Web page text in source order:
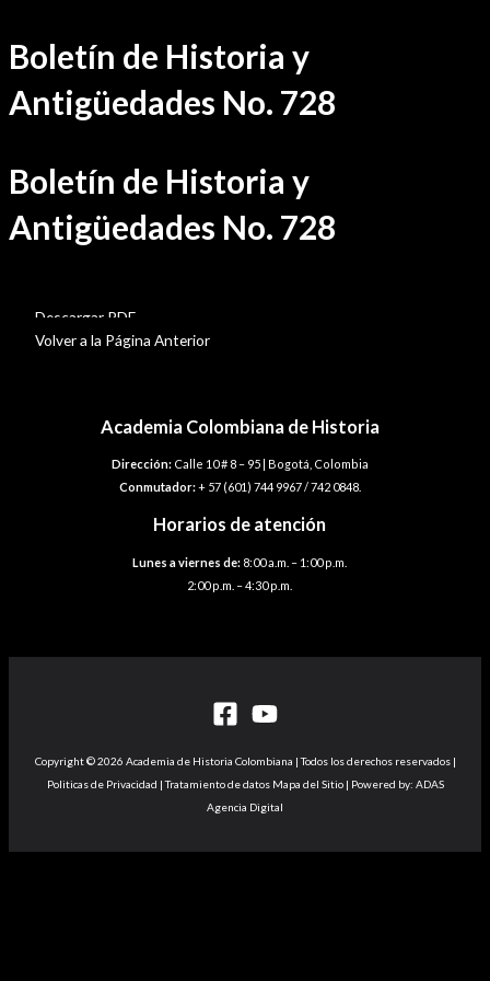
Ir
al
contenido
Boletín de Historia y
Antigüedades No. 728
Boletín de Historia y
Antigüedades No. 728
Descargar PDF
Volver a la Página Anterior
Academia Colombiana de Historia
Dirección:Calle 10 # 8 – 95 | Bogotá, Colombia
Conmutador:+ 57 (601) 744 9967 / 742 0848.
Horarios de atención
Lunes a viernes de: 8:00 a.m. – 1:00 p.m.
2:00 p.m. – 4:30 p.m.
Copyright © 2026 Academia de Historia Colombiana | Todos los derechos reservados |
Politicas de Privacidad | Tratamiento de datos Mapa del Sitio | Powered by: ADAS
Agencia Digital